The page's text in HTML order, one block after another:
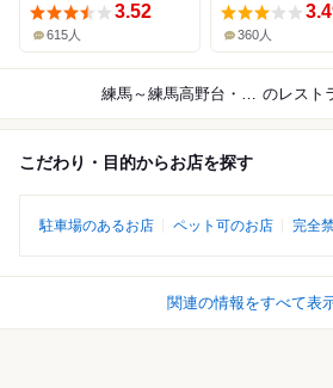
3.52
615人 360人
練馬～練馬高野台・光が丘 のレスト
こだわり・目的からお店を探す
駐車場のあるお店 ペット可のお店 完全
関連の情報をすべて表